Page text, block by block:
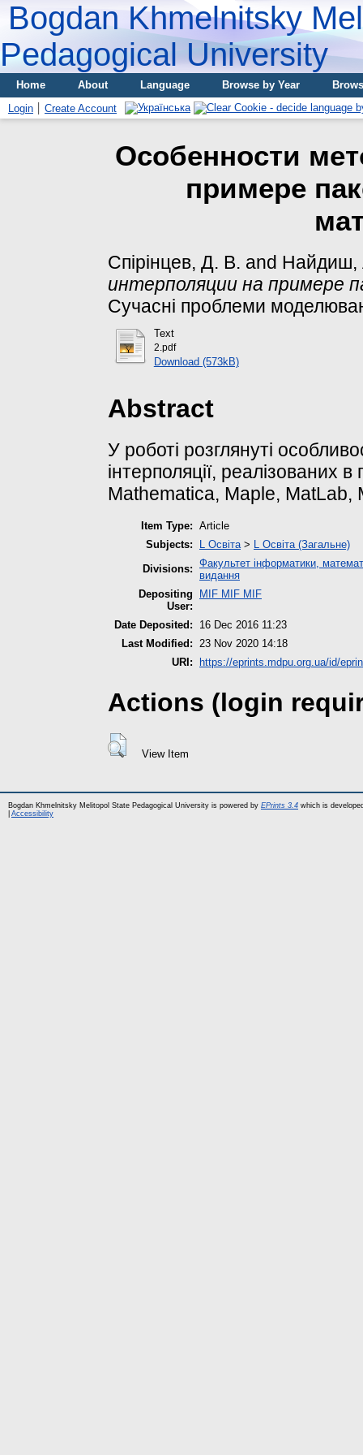
Bogdan Khmelnitsky
Pedagogical University
Home About Language Browse by Year
Login
Create Account
Особенности
примере
Спірінцев, Д. В. and Найдиш,
интерполяции на примере
Сучасні проблеми
Text
2.pdf
Download (573kB)
Abstract
У роботі розглянуті
інтерполяції, реалізованих
Mathematica, Maple, MatLab,
Item Type: Article
Subjects:
L Освіта> L Освіта (Загальне)
Divisions: Факультет інформатики,
видання
Depositing
User:
MIF MIF MIF
Date Deposited:
16 Dec 2016 11:23
Last Modified: 23 Nov 2020 14:18
URI:
https://eprints.mdpu.org.ua/id/
Actions (login
View Item
Bogdan Khmelnitsky Melitopol State Pedagogical University is powered by EPrints 3.4 which is
Accessibility